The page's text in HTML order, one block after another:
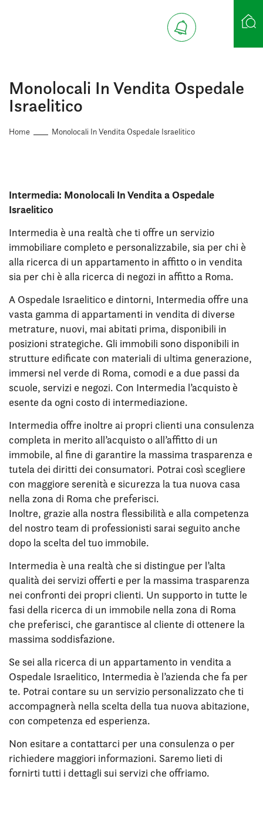
Ricerca case
Monolocali In Vendita Ospedale
Israelitico
Home Monolocali In Vendita Ospedale Israelitico
Intermedia: Monolocali In Vendita a Ospedale
Israelitico
Intermedia è una realtà che ti offre un servizio
immobiliare completo e personalizzabile, sia per chi è
alla ricerca di un appartamento in affitto o in vendita
sia per chi è alla ricerca di negozi in affitto a Roma.
A Ospedale Israelitico e dintorni, Intermedia offre una
vasta gamma di appartamenti in vendita di diverse
metrature, nuovi, mai abitati prima, disponibili in
posizioni strategiche. Gli immobili sono disponibili in
strutture edificate con materiali di ultima generazione,
immersi nel verde di Roma, comodi e a due passi da
scuole, servizi e negozi. Con Intermedia l’acquisto è
esente da ogni costo di intermediazione.
Intermedia offre inoltre ai propri clienti una consulenza
completa in merito all’acquisto o all’affitto di un
immobile, al fine di garantire la massima trasparenza e
tutela dei diritti dei consumatori. Potrai così scegliere
con maggiore serenità e sicurezza la tua nuova casa
nella zona di Roma che preferisci.
Inoltre, grazie alla nostra flessibilità e alla competenza
del nostro team di professionisti sarai seguito anche
dopo la scelta del tuo immobile.
Intermedia è una realtà che si distingue per l’alta
qualità dei servizi offerti e per la massima trasparenza
nei confronti dei propri clienti. Un supporto in tutte le
fasi della ricerca di un immobile nella zona di Roma
che preferisci, che garantisce al cliente di ottenere la
massima soddisfazione.
Se sei alla ricerca di un appartamento in vendita a
Ospedale Israelitico, Intermedia è l’azienda che fa per
te. Potrai contare su un servizio personalizzato che ti
accompagnerà nella scelta della tua nuova abitazione,
con competenza ed esperienza.
Non esitare a contattarci per una consulenza o per
richiedere maggiori informazioni. Saremo lieti di
fornirti tutti i dettagli sui servizi che offriamo.